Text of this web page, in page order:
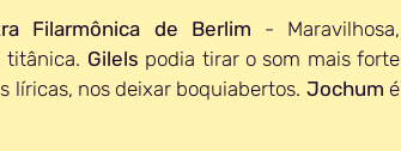
Filarmônica de Berlim - Maravilhosa,
titânica. Gilels podia tirar o som mais forte
líricas, nos deixar boquiabertos. Jochum é